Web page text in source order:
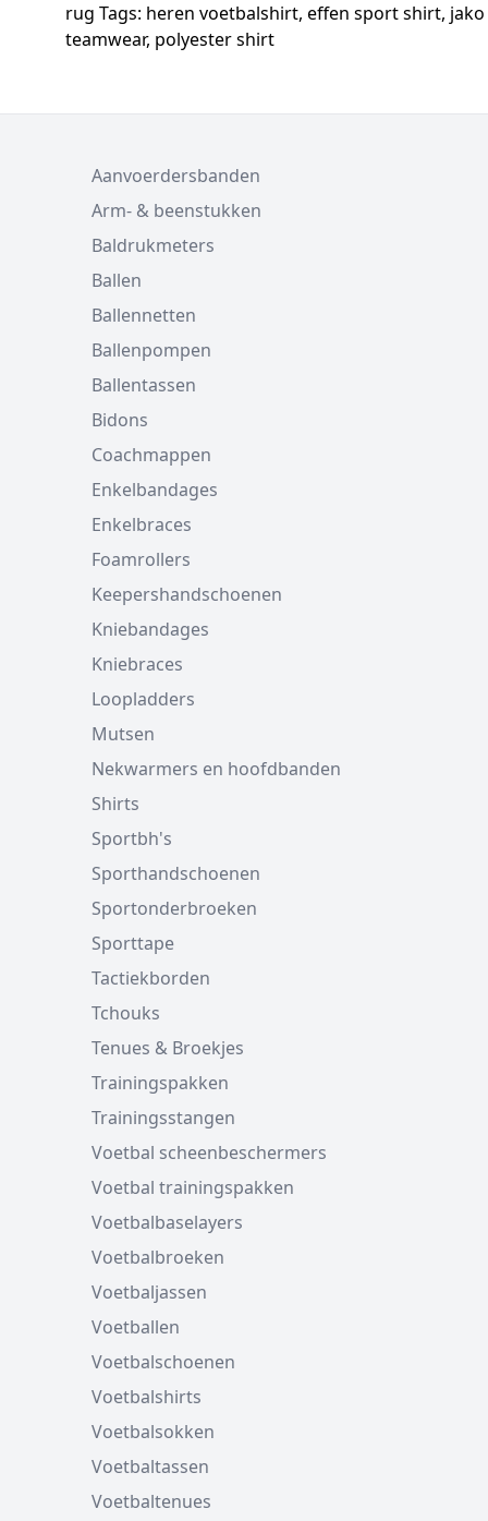
rug Tags: heren voetbalshirt, effen sport shirt, jako
teamwear, polyester shirt
Aanvoerdersbanden
Arm- & beenstukken
Baldrukmeters
Ballen
Ballennetten
Ballenpompen
Ballentassen
Bidons
Coachmappen
Enkelbandages
Enkelbraces
Foamrollers
Keepershandschoenen
Kniebandages
Kniebraces
Loopladders
Mutsen
Nekwarmers en hoofdbanden
Shirts
Sportbh's
Sporthandschoenen
Sportonderbroeken
Sporttape
Tactiekborden
Tchouks
Tenues & Broekjes
Trainingspakken
Trainingsstangen
Voetbal scheenbeschermers
Voetbal trainingspakken
Voetbalbaselayers
Voetbalbroeken
Voetbaljassen
Voetballen
Voetbalschoenen
Voetbalshirts
Voetbalsokken
Voetbaltassen
Voetbaltenues